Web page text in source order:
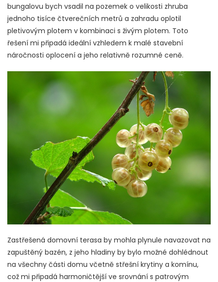
bungalovu bych vsadil na pozemek o velikosti zhruba
jednoho tisíce čtverečních metrů a zahradu oplotil
pletivovým plotem v kombinaci s živým plotem. Toto
řešení mi připadá ideální vzhledem k malé stavební
náročnosti oplocení a jeho relativně rozumné ceně.
Zastřešená domovní terasa by mohla plynule navazovat na
zapuštěný bazén, z jeho hladiny by bylo možné dohlédnout
na všechny části domu včetně střešní krytiny a komínu,
což mi připadá harmoničtější ve srovnání s patrovým